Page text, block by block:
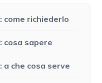
come richiederlo
cosa sapere
che cosa serve